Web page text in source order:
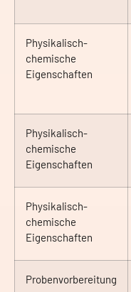
Physikalisch-
chemische
Eigenschaften
Physikalisch-
chemische
Eigenschaften
Physikalisch-
chemische
Eigenschaften
Probenvorbereitung